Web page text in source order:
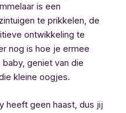
is een
te prikkelen, de
ontwikkeling te
nog is hoe je ermee
geniet van die
kleine oogjes.
heeft geen haast, dus jij